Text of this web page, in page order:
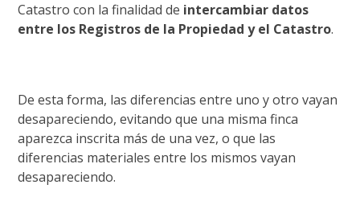
Catastro con la finalidad de intercambiar datos
entre los Registros de la Propiedad y el Catastro.
De esta forma, las diferencias entre uno y otro vayan
desapareciendo, evitando que una misma finca
aparezca inscrita más de una vez, o que las
diferencias materiales entre los mismos vayan
desapareciendo.